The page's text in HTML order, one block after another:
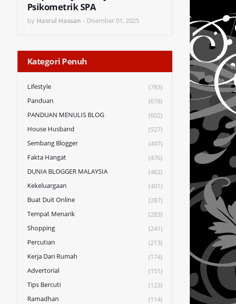
Psikometrik SPA
by Hasrul Hassan - Disember 01, 2025
Kategori Penuh
Lifestyle
(783)
Panduan
(678)
PANDUAN MENULIS BLOG
(602)
House Husband
(527)
Sembang Blogger
(497)
Fakta Hangat
(476)
DUNIA BLOGGER MALAYSIA
(462)
Kekeluargaan
(401)
Buat Duit Online
(287)
Tempat Menarik
(283)
Shopping
(241)
Percutian
(213)
Kerja Dari Rumah
(174)
Advertorial
(151)
Tips Bercuti
(123)
Ramadhan
(114)